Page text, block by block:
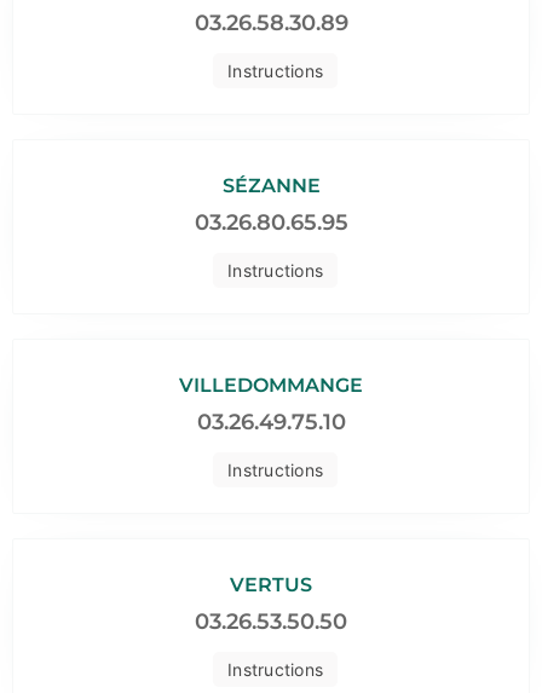
Instructions
03.26.58.30.89
Instructions
SÉZANNE
03.26.80.65.95
Instructions
VILLEDOMMANGE
03.26.49.75.10
Instructions
VERTUS
03.26.53.50.50